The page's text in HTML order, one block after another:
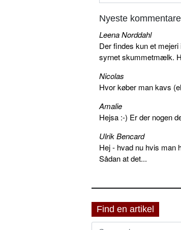
Nyeste
Leena Norddahl
Der findes kun et
syrnet skummetmælk.
Nicolas
Hvor køber man kavs
Amalie
Hejsa :-) Er der nogen
Ulrik Bencard
Hej - hvad nu hvis man
Sådan at det...
Find en artikel